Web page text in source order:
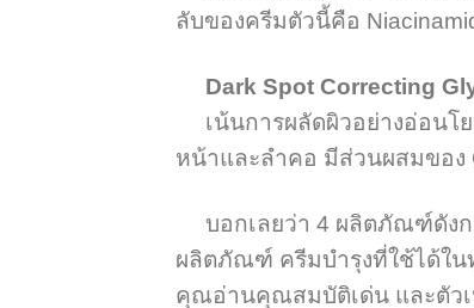
ลับของครีมตัวนี้คือ
Dark Spot Correcting
เน้นการผลัดผิวอย่างอ่อนโย
หน้าและลําคอ มีส่วนผสมของ
บอกเลยว่า 4 ผลิตภัณฑ์ดังกล่
ผลิตภัณฑ์ ครีมบำรุงที่ใช้ได้ใน
คุณอ่านคุณสมบัติเด่น และตัว